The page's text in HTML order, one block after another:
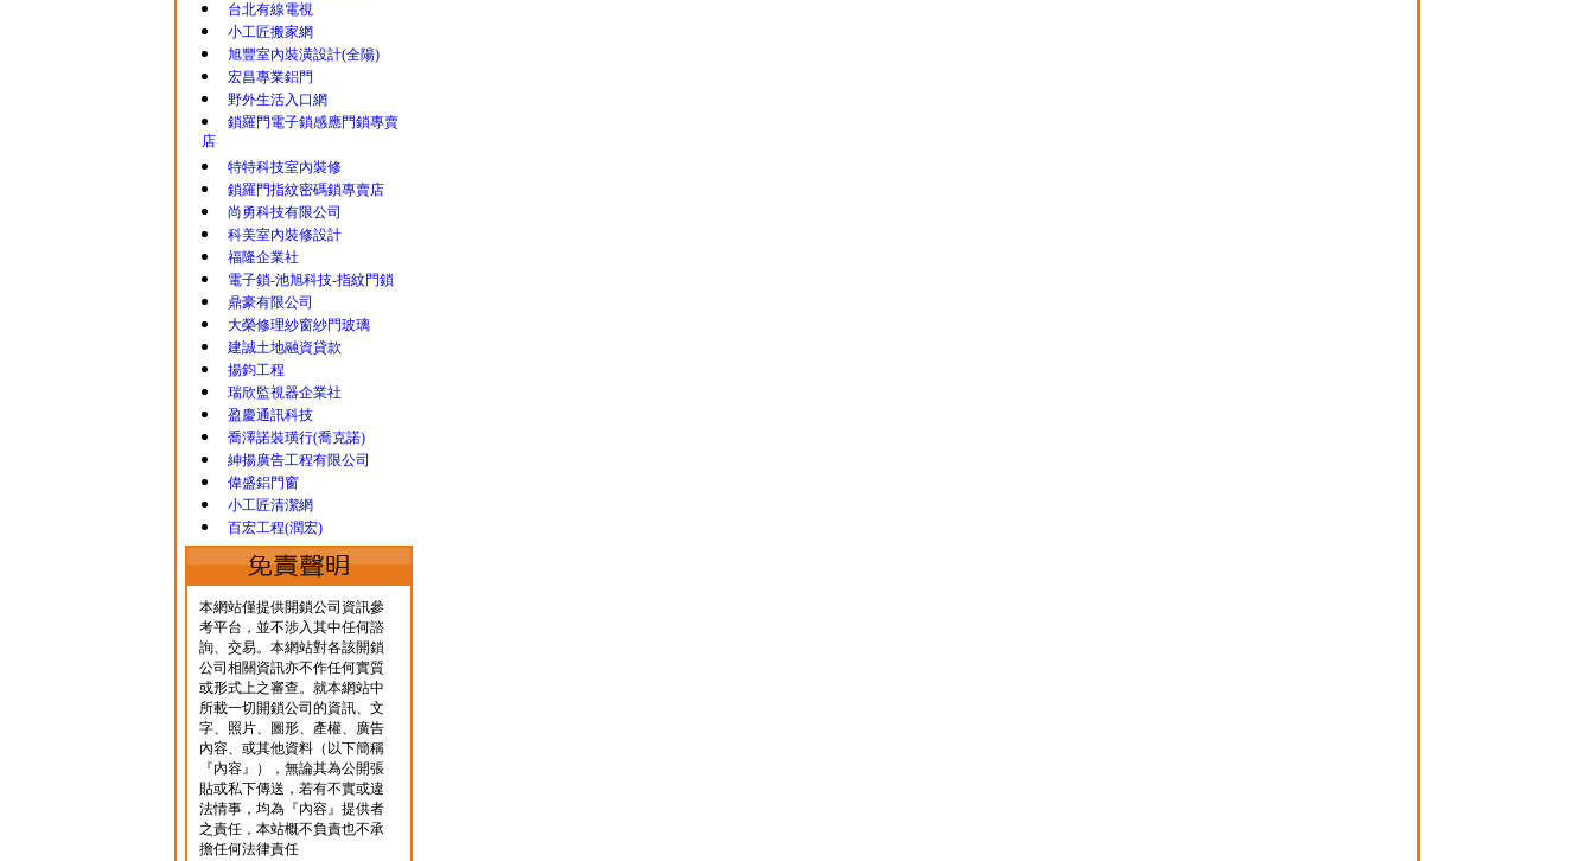
台北有線電視
小工匠搬家網
旭豐室內裝潢設計(全陽)
宏昌專業鋁門
野外生活入口網
鎖羅門電子鎖感應門鎖專賣
店
特特科技室內裝修
鎖羅門指紋密碼鎖專賣店
尚勇科技有限公司
科美室內裝修設計
福隆企業社
電子鎖-池旭科技-指紋門鎖
鼎豪有限公司
大榮修理紗窗紗門玻璃
建誠土地融資貸款
揚鈞工程
瑞欣監視器企業社
盈慶通訊科技
喬澤諾裝璜行(喬克諾)
紳揚廣告工程有限公司
偉盛鋁門窗
小工匠清潔網
百宏工程(潤宏)
本網站僅提供開鎖公司資訊參
考平台，並不涉入其中任何諮
詢、交易。本網站對各該開鎖
公司相關資訊亦不作任何實質
或形式上之審查。就本網站中
所載一切開鎖公司的資訊、文
字、照片、圖形、產權、廣告
內容、或其他資料（以下簡稱
『內容』），無論其為公開張
貼或私下傳送，若有不實或違
法情事，均為『內容』提供者
之責任，本站概不負責也不承
擔任何法律責任